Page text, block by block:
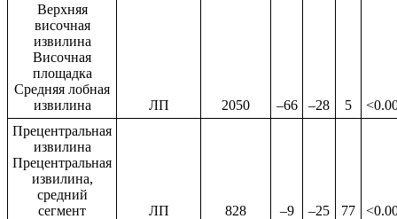
Верхняя
височная
извилина
Височная
площадка
Средняя лобная
извилина
ЛП 2050 –66 –28 5
Прецентральная
извилина
Прецентральная
извилина,
средний
сегмент
ЛП 828 –9 –25 77